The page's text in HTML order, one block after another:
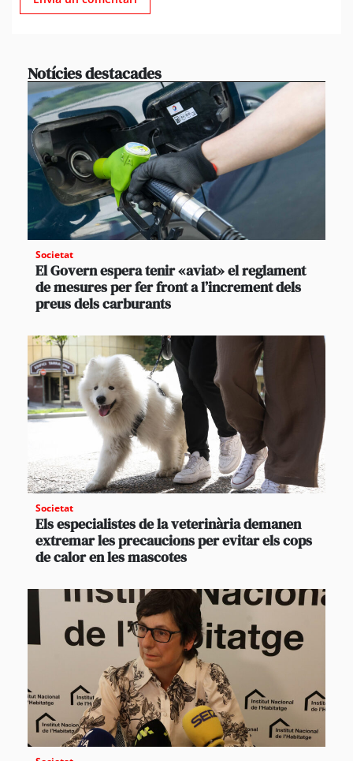
Notícies destacades
Societat
El Govern espera tenir «aviat» el reglament
de mesures per fer front a l’increment dels
preus dels carburants
Societat
Els especialistes de la veterinària demanen
extremar les precaucions per evitar els cops
de calor en les mascotes